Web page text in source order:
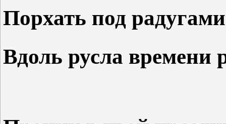
Порхать под
Вдоль русла времени